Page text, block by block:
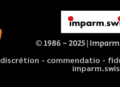
© 1986 -
discrétion - commendatio -